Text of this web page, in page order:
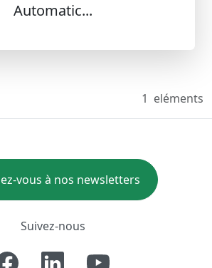
Automatic...
1 eléments
vous à nos newsletters
Suivez-nous